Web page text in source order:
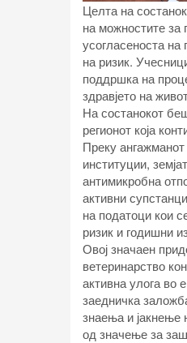
Целта на
на можностите
усогласеноста
на ризик.
поддршка на
здравјето на
На состанокот
регионот која
Преку ангажманот
институции,
антимикробна
активни
на податоци кои
ризик и годишни
Овој значаен
ветеринарство
активна улога во
заедничка
знаења и јакнење
од значење за